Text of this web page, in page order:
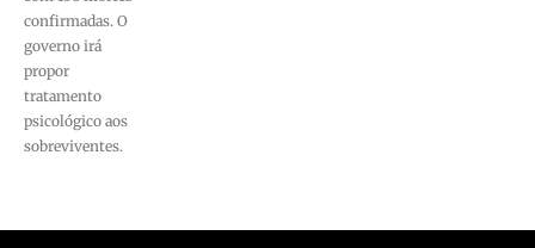
confirmadas. O
governo irá
propor
tratamento
psicológico aos
sobreviventes.